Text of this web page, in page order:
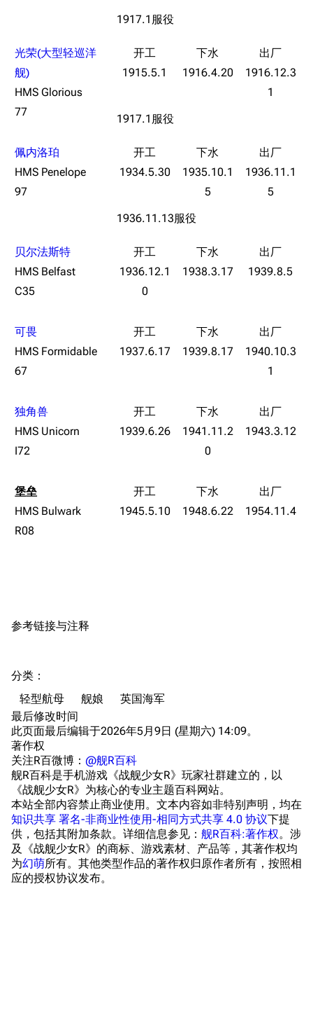
1696 6690
导航
留言讨论页
新文件
帮助
资助百科
编辑规范
特殊页面
上传文件
游戏系统
推荐角色与游戏技
海域资料
经验计算
任务
好感度
战斗机制
舰娘与装备
按国籍
舰娘获得方式
深海舰队
装备图鉴
装备属性一览
港区系统
头像
勋章
学院与战术
放映厅
战区支队基地
工程局
特别船坞
杂学考据
考据勘误汇总
舰船归宿一览
舰名溯源
舰艇徽章与格言
图纸舰与未成舰
蒸汽轮机基础
美海军惯导系统
游戏动态
卫星观测
1917.1服役
光荣(大型轻巡洋
舰)
HMS Glorious
77
1915.5.1 1916.4.20
1916.12.3
1
1917.1服役
佩内洛珀
HMS Penelope
97
1934.5.30
1935.10.1
5
1936.11.1
5
1936.11.13服役
贝尔法斯特
HMS Belfast
C35
1936.12.1
0
1938.3.17 1939.8.5
可畏
HMS Formidable
67
1937.6.17 1939.8.17
1940.10.3
1
独角兽
HMS Unicorn
I72
1939.6.26
1941.11.2
0
1943.3.12
堡垒
HMS Bulwark
R08
1945.5.10 1948.6.22 1954.11.4
参考链接与注释
分类 ：​
轻型航母
舰娘
英国海军
最后修改时间
此页面最后编辑于2026年5月9日 (星期六) 14:09。
著作权
关注R百微博： @舰R百科
舰R百科是手机游戏《战舰少女R》玩家社群建立的，以
《战舰少女R》为核心的专业主题百科网站。
本站全部内容禁止商业使用。文本内容如非特别声明，均在
知识共享 署名-非商业性使用-相同方式共享 4.0 协议下提
供，包括其附加条款。详细信息参见： 舰R百科:著作权。涉
及《战舰少女R》的商标、游戏素材、产品等，其著作权均
为幻萌所有。其他类型作品的著作权归原作者所有，按照相
应的授权协议发布。